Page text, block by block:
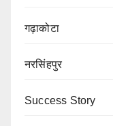
गढ़ाकोटा
नरसिंहपुर
Success Story